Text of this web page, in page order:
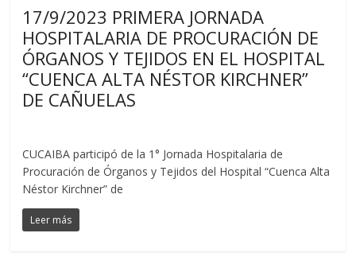
17/9/2023 PRIMERA JORNADA
HOSPITALARIA DE PROCURACIÓN DE
ÓRGANOS Y TEJIDOS EN EL HOSPITAL
“CUENCA ALTA NÉSTOR KIRCHNER”
DE CAÑUELAS
CUCAIBA participó de la 1° Jornada Hospitalaria de
Procuración de Órganos y Tejidos del Hospital “Cuenca Alta
Néstor Kirchner” de
Leer más